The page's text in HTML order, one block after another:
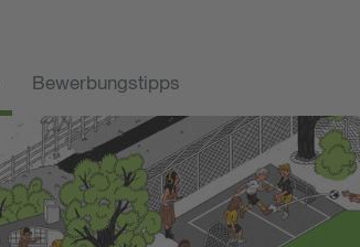
Bewerbungstipps